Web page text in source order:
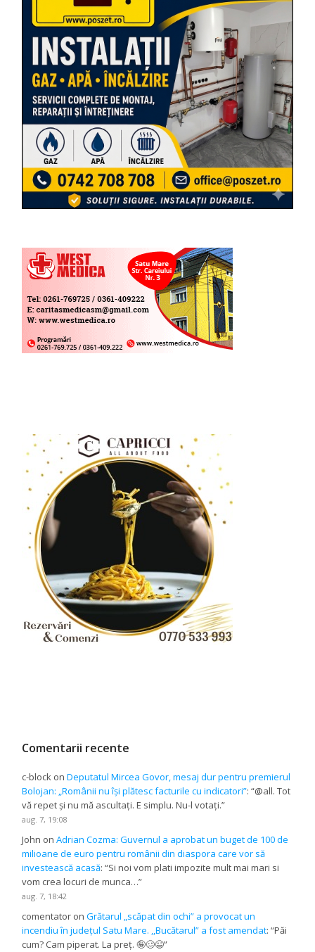
Comentarii recente
c-block onDeputatul Mircea Govor, mesaj dur pentru premierul
Bolojan: „Românii nu își plătesc facturile cu indicatori”: “@all. Tot
vă repet și nu mă ascultați. E simplu. Nu-l votați.”
aug. 7, 19:08
John onAdrian Cozma: Guvernul a aprobat un buget de 100 de
milioane de euro pentru românii din diaspora care vor să
investească acasă: “Si noi vom plati impozite mult mai mari si
vom crea locuri de munca…”
aug. 7, 18:42
comentator onGrătarul „scăpat din ochi” a provocat un
incendiu în județul Satu Mare. ,,Bucătarul” a fost amendat: “Păi
cum? Cam piperat. La preț. 🤪🥴😉”